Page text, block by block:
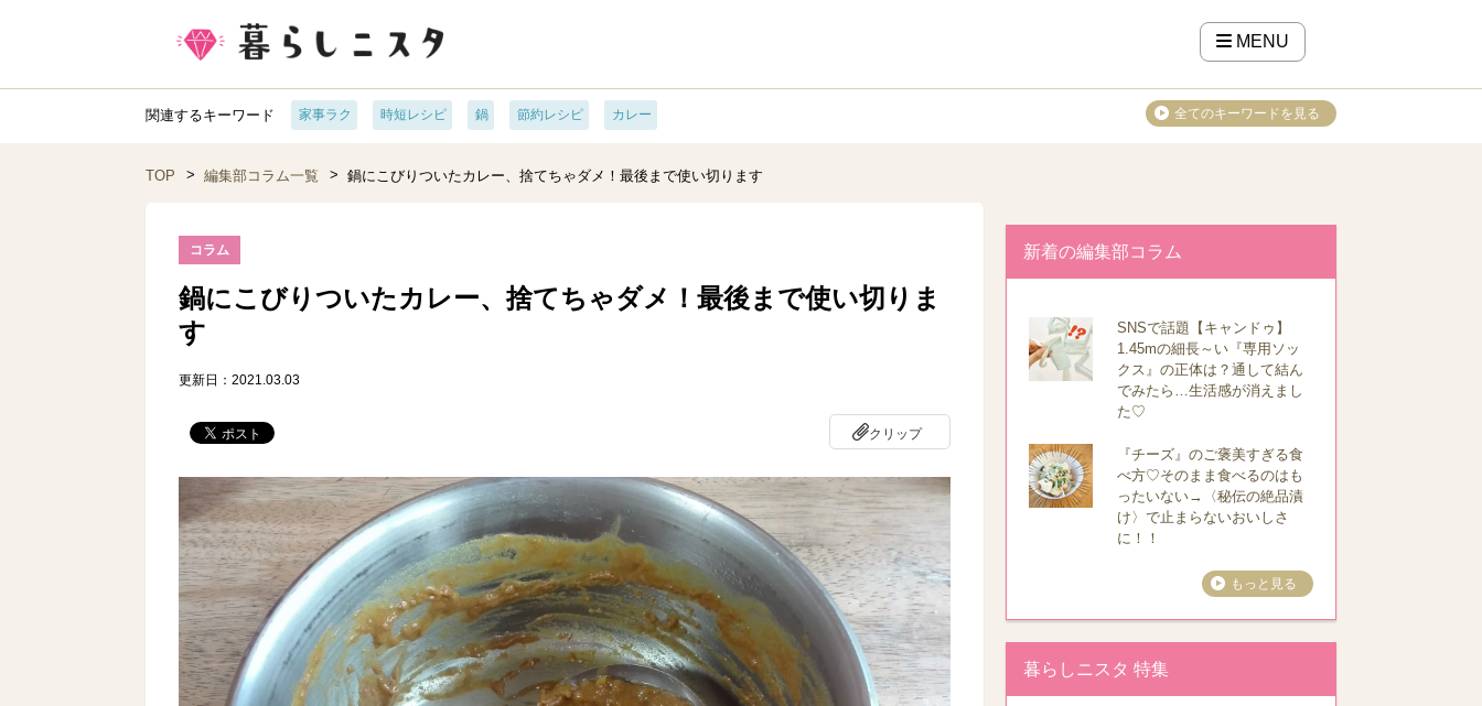
MENU
関連するキーワード 家事ラク 時短レシピ 鍋 節約レシピ カレー 全てのキーワードを見る
TOP 編集部コラム一覧 鍋にこびりついたカレー、捨てちゃダメ！最後まで使い切ります
コラム
鍋にこびりついたカレー、捨てちゃダメ！最後まで使い切りま
す
更新日：2021.03.03
クリップ
新着の編集部コラム
SNSで話題【キャンドゥ】
1.45mの細長～い『専用ソッ
クス』の正体は？通して結ん
でみたら…生活感が消えまし
た♡
『チーズ』のご褒美すぎる食
べ方♡そのまま食べるのはも
ったいない→〈秘伝の絶品漬
け〉で止まらないおいしさ
に！！
もっと見る
暮らしニスタ 特集